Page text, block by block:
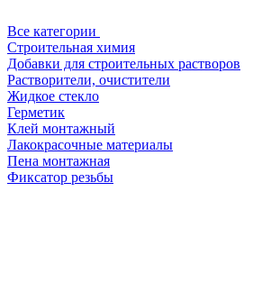
Все категории
Строительная химия
Добавки для строительных растворов
Растворители, очистители
Жидкое стекло
Герметик
Клей монтажный
Лакокрасочные материалы
Пена монтажная
Фиксатор резьбы